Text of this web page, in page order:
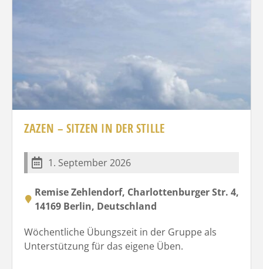
ZAZEN – SITZEN IN DER STILLE
1. September 2026
Remise Zehlendorf, Charlottenburger Str. 4,
14169 Berlin, Deutschland
Wöchentliche Übungszeit in der Gruppe als
Unterstützung für das eigene Üben.